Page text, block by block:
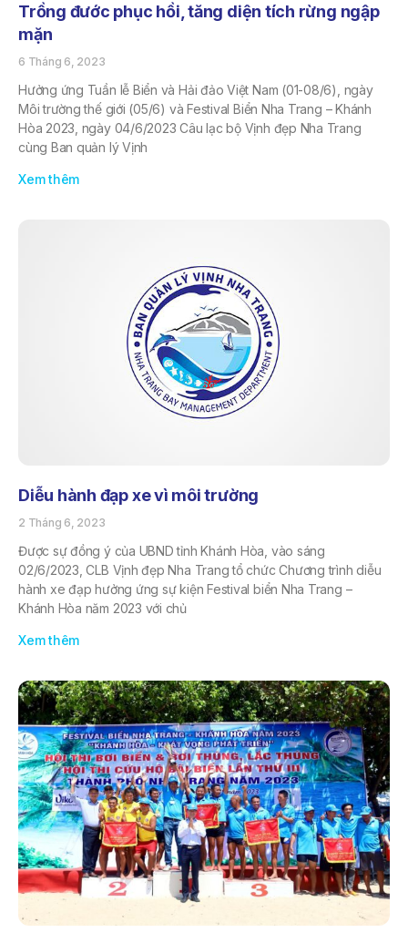
Trồng đước phục hồi, tăng diện tích rừng ngập
mặn
6 Tháng 6, 2023
Hưởng ứng Tuần lễ Biển và Hải đảo Việt Nam (01-08/6), ngày
Môi trường thế giới (05/6) và Festival Biển Nha Trang – Khánh
Hòa 2023, ngày 04/6/2023 Câu lạc bộ Vịnh đẹp Nha Trang
cùng Ban quản lý Vịnh
Xem thêm
Diễu hành đạp xe vì môi trường
2 Tháng 6, 2023
Được sự đồng ý của UBND tỉnh Khánh Hòa, vào sáng
02/6/2023, CLB Vịnh đẹp Nha Trang tổ chức Chương trình diễu
hành xe đạp hưởng ứng sự kiện Festival biển Nha Trang –
Khánh Hòa năm 2023 với chủ
Xem thêm